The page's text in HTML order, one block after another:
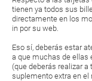
tienen ya todos sus
directamente en los
in por su web.
Eso sí, deberás estar
a que muchas de ellas
(que deberás realizar
suplemento extra en el